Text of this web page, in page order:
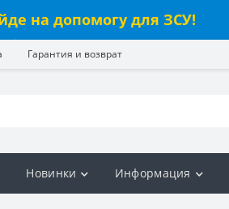
на допомогу для ЗСУ!
Гарантия и возврат
Новинки Информация